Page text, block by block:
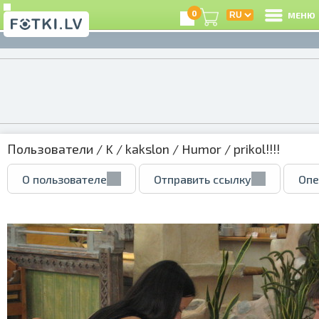
0 МЕНЮ
Пользователи / K / kakslon / Humor / prikol!!!!
О пользователе Отправить ссылку